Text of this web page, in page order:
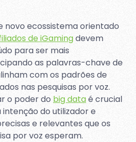
novo ecossistema orientado
de iGamingdevem
para ser mais
as palavras-chave de
com os padrões de
nas pesquisas por voz.
o poder do big dataé crucial
do utilizador e
e relevantes que os
por voz esperam.